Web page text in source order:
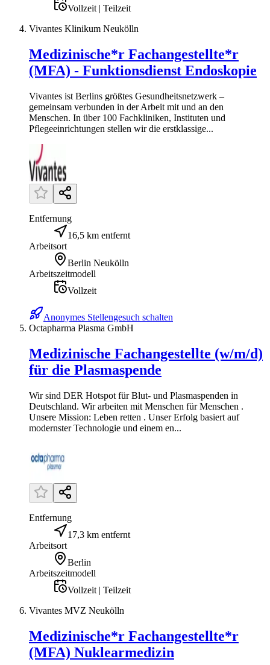
Vollzeit | Teilzeit
Vivantes Klinikum Neukölln
Medizinische*r Fachangestellte*r
(MFA) - Funktionsdienst Endoskopie
Vivantes ist Berlins größtes Gesundheitsnetzwerk –
gemeinsam verbunden in der Arbeit mit und an den
Menschen. In über 100 Fachkliniken, Instituten und
Pflegeeinrichtungen stellen wir die erstklassige...
Entfernung
16,5 km entfernt
Arbeitsort
Berlin Neukölln
Arbeitszeitmodell
Vollzeit
Anonymes Stellengesuch schalten
Octapharma Plasma GmbH
Medizinische Fachangestellte (w/m/d)
für die Plasmaspende
Wir sind DER Hotspot für Blut- und Plasmaspenden in
Deutschland. Wir arbeiten mit Menschen für Menschen .
Unsere Mission: Leben retten . Unser Erfolg basiert auf
modernster Technologie und einem en...
Entfernung
17,3 km entfernt
Arbeitsort
Berlin
Arbeitszeitmodell
Vollzeit | Teilzeit
Vivantes MVZ Neukölln
Medizinische*r Fachangestellte*r
(MFA) Nuklearmedizin